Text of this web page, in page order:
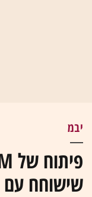
יבמ
שישוחח עם